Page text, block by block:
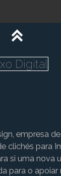
Digital
empresa
clichés para
si uma nova
para o apoiar